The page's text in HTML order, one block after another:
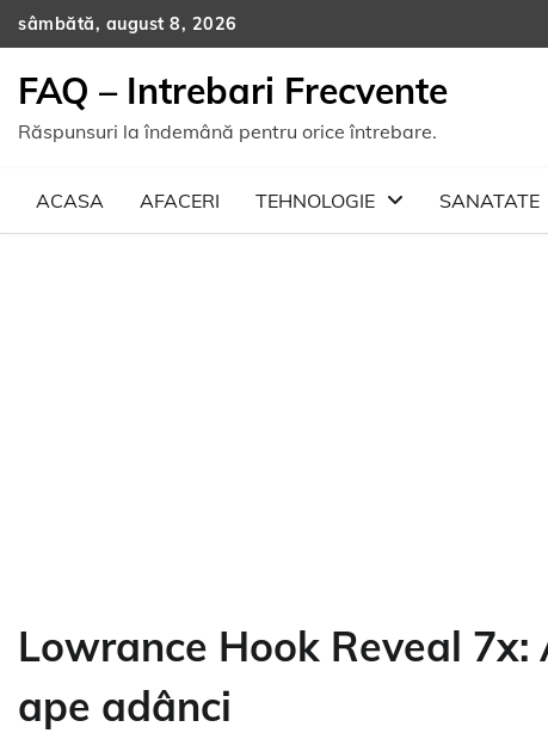
Skip
to
sâmbătă, august 8, 2026
FAQ – Intrebari Frecvente
Răspunsuri la îndemână pentru orice întrebare.
ACASA AFACERI TEHNOLOGIE SANATATE
Lowrance Hook Reveal
ape adânci